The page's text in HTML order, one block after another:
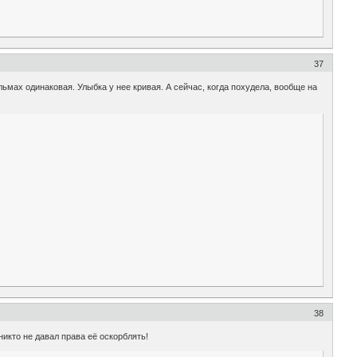
37
одинаковая. Улыбка у нее кривая. А сейчас, когда похудела, вообще на
38
не давал права её оскорблять!